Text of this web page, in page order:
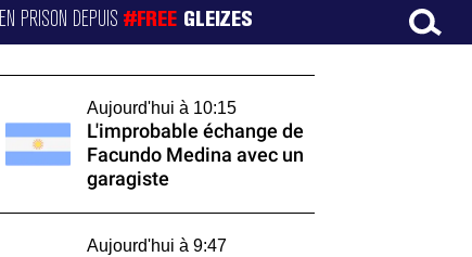
EN PRISON DEPUIS#FREE GLEIZES
Aujourd'hui à 10:15
L'improbable échange de
Facundo Medina avec un
garagiste
Aujourd'hui à 9:47